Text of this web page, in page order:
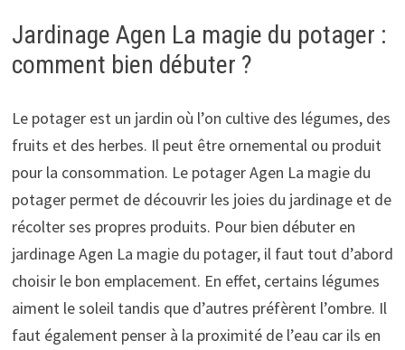
Jardinage Agen La magie du potager :
comment bien débuter ?
Le potager est un jardin où l’on cultive des légumes, des
fruits et des herbes. Il peut être ornemental ou produit
pour la consommation. Le potager Agen La magie du
potager permet de découvrir les joies du jardinage et de
récolter ses propres produits. Pour bien débuter en
jardinage Agen La magie du potager, il faut tout d’abord
choisir le bon emplacement. En effet, certains légumes
aiment le soleil tandis que d’autres préfèrent l’ombre. Il
faut également penser à la proximité de l’eau car ils en